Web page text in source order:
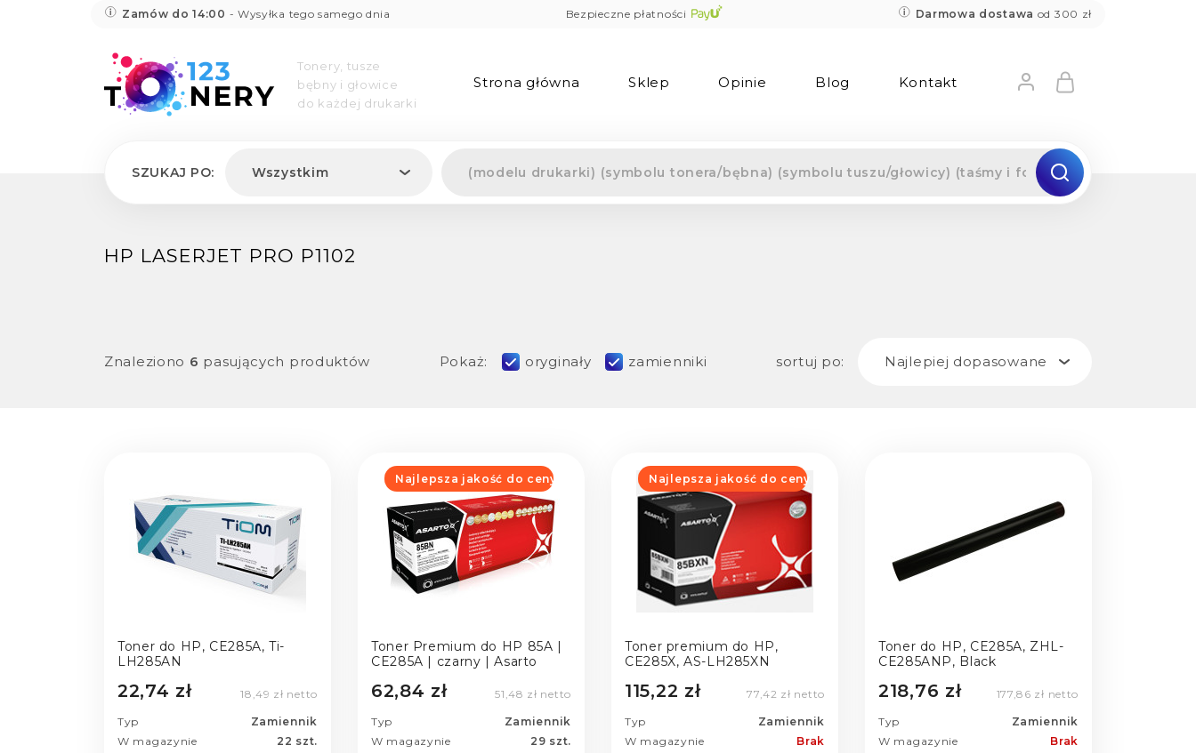
Zamów do 14:00 - Wysyłka tego samego dnia Bezpieczne płatności Darmowa dostawa od 300 zł
Tonery, tusze
bębny i głowice
do każdej drukarki
Strona główna Sklep Opinie Blog Kontakt
SZUKAJ PO: Wszystkim
HP LASERJET PRO P1102
Znaleziono 6 pasujących produktów Pokaż: oryginały zamienniki sortuj po: Najlepiej dopasowane
Toner do HP, CE285A, Ti-
LH285AN
22,74 zł 18,49 zł netto
Typ
Zamiennik
W magazynie
22 szt.
Najlepsza jakość do ceny
Toner Premium do HP 85A |
CE285A | czarny | Asarto
62,84 zł 51,48 zł netto
Typ
Zamiennik
W magazynie
29 szt.
Najlepsza jakość do ceny
Toner premium do HP,
CE285X, AS-LH285XN
115,22 zł 77,42 zł netto
Typ
Zamiennik
W magazynie
Brak
Toner do HP, CE285A, ZHL-
CE285ANP, Black
218,76 zł 177,86 zł netto
Typ
Zamiennik
W magazynie
Brak